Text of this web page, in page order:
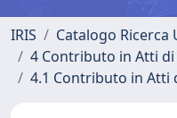
IRIS
Catalogo Ricerca
4 Contributo in Atti
4.1 Contributo in Atti